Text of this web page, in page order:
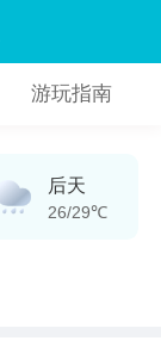
游玩指南
后天
26/29℃